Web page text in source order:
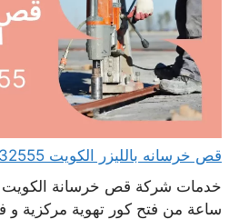
قص خرسانه بالليزر الكويت 65932555 فتح كور تكييف
ساعة من فتح كور تهوية مركزية و